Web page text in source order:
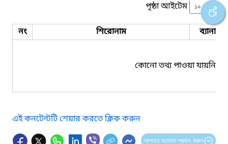
পৃষ্ঠা আইটেম
নং শিরোনাম ব্যানার
কোনো তথ্য পাওয়া যায়নি।
এই কনটেন্টটি শেয়ার করতে ক্লিক করুন
আপনার মতামত প্রদান করুন